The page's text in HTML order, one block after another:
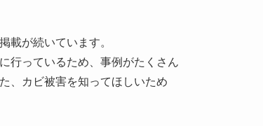
載が続いています。
行っているため、事例がたくさん
、カビ被害を知ってほしいため